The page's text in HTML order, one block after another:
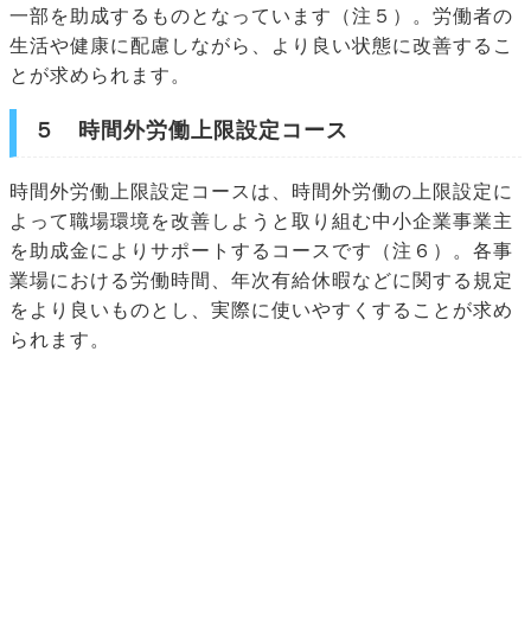
一部を助成するものとなっています（注５）。労働者の
生活や健康に配慮しながら、より良い状態に改善するこ
とが求められます。
５ 時間外労働上限設定コース
時間外労働上限設定コースは、時間外労働の上限設定に
よって職場環境を改善しようと取り組む中小企業事業主
を助成金によりサポートするコースです（注６）。各事
業場における労働時間、年次有給休暇などに関する規定
をより良いものとし、実際に使いやすくすることが求め
られます。